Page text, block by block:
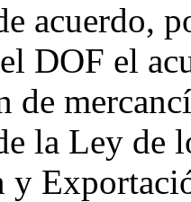
acuerdo,
DOF el
de
la Ley de
y